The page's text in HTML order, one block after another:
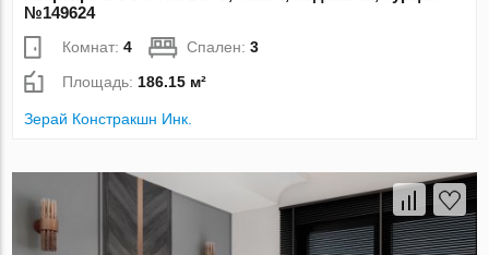
№149624
Комнат:4 Спален:3
Площадь: 186.15 м²
Зерай Констракшн Инк.